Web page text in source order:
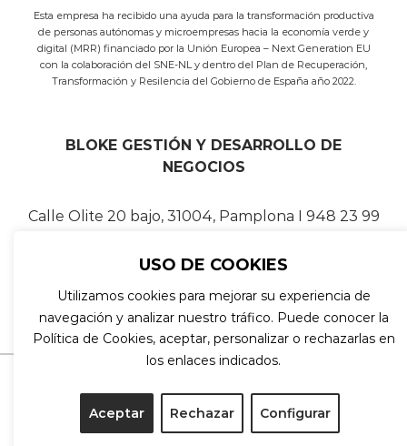
Esta empresa ha recibido una ayuda para la transformación productiva
de personas autónomas y microempresas hacia la economía verde y
digital (MRR) financiado por la Unión Europea – Next Generation EU
con la colaboración del SNE-NL y dentro del Plan de Recuperación,
Transformación y Resilencia del Gobierno de España año 2022.
BLOKE GESTIÓN Y DESARROLLO DE
NEGOCIOS
Calle Olite 20 bajo, 31004, Pamplona I 948 23 99
Protección de datos |Canal de denuncias
USO DE COOKIES
Utilizamos cookies para mejorar su experiencia de
navegación y analizar nuestro tráfico. Puede conocer la
Política de Cookies, aceptar, personalizar o rechazarlas en
los enlaces indicados.
Aceptar Rechazar Configurar